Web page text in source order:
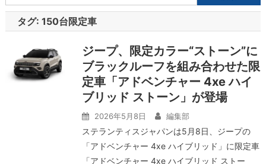
索:
タグ: 150台限定車
ジープ、限定カラー“ストーン”に
ブラックルーフを組み合わせた限
定車「アドベンチャー 4xe ハイ
ブリッド ストーン」が登場
2026年5月8日 編集部
ステランティスジャパンは5月8日、ジープの
「アドベンチャー 4xe ハイブリッド」に限定車
「アドベンチャー 4xe ハイブリッド ストー